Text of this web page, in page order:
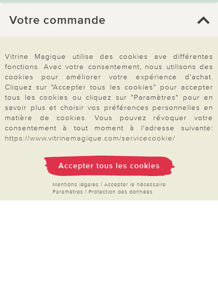
Votre commande
Mon compte
Inscription Newsletter
Demande de catalogue
Données personnelles
Droit de rétractation
Rétractation
Paiement & Livraison
Vitrine Magique utilise des cookies ave différentes
fonctions. Avec votre consentement, nous utilisons des
cookies pour améliorer votre expérience d'achat.
Cliquez sur "Accepter tous les cookies" pour accepter
tous les cookies ou cliquez sur "Paramètres" pour en
savoir plus et choisir vos préférences personnelles en
matière de cookies. Vous pouvez révoquer votre
consentement à tout moment à l'adresse suivante:
https://www.vitrinemagique.com/servicecookie/
Accepter tous les cookies
Mentions légales | Accepter le nécessaire
Paramètres | Protection des données